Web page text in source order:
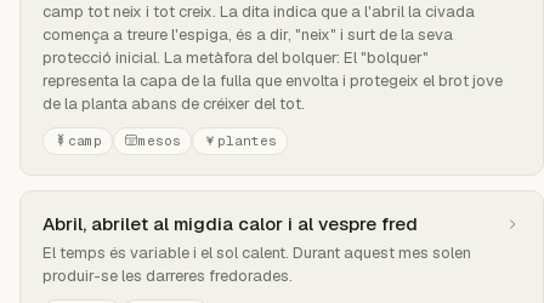
camp tot neix i tot creix. La dita indica que a l'abril la civada
comença a treure l'espiga, és a dir, "neix" i surt de la seva
protecció inicial. La metàfora del bolquer: El "bolquer"
representa la capa de la fulla que envolta i protegeix el brot jove
de la planta abans de créixer del tot.
camp mesos plantes
Abril, abrilet al migdia calor i al vespre fred
El temps és variable i el sol calent. Durant aquest mes solen
produir-se les darreres fredorades.